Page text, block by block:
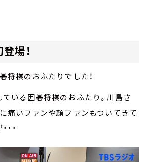
場！
将棋のおふたりでした！
いる囲碁将棋のおふたり。川島さ
痛いファンや顔ファンもついてきて
・